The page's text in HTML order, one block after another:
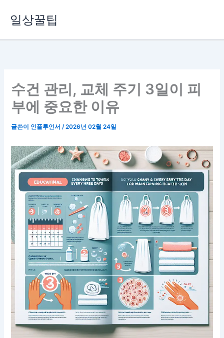
로
일상꿀팁
수건 관리, 교체 주기 3일이 피
부에 중요한 이유
글쓴이 인플루언서/2026년 02월 24일